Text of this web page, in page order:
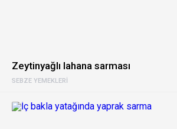
SEBZE YEMEKLERI
Zeytinyağlı lahana sarması